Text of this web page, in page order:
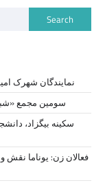
Search
نمايندگان شهرک
سومین مجمع
سکینه بیگزاد،
فعالان زن: یوناما